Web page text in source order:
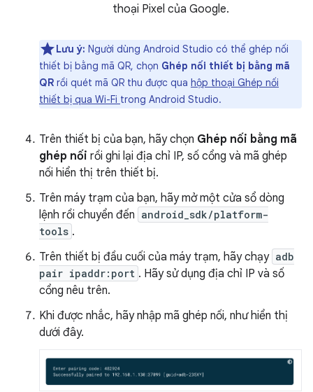
thoại Pixel của Google.
Lưu ý: Người dùng Android Studio có thể ghép nối
thiết bị bằng mã QR, chọn Ghép nối thiết bị bằng mã
QR rồi quét mã QR thu được qua hộp thoại Ghép nối
thiết bị qua Wi-Fi trong Android Studio.
Trên thiết bị của bạn, hãy chọn Ghép nối bằng mã
ghép nối rồi ghi lại địa chỉ IP, số cổng và mã ghép
nối hiển thị trên thiết bị.
Trên máy trạm của bạn, hãy mở một cửa sổ dòng
lệnh rồi chuyển đến android_sdk/platform-
tools .
Trên thiết bị đầu cuối của máy trạm, hãy chạy adb
pair ipaddr:port . Hãy sử dụng địa chỉ IP và số
cổng nêu trên.
Khi được nhắc, hãy nhập mã ghép nối, như hiển thị
dưới đây.